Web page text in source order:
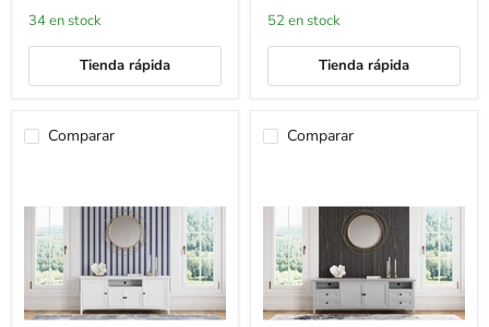
34 en stock
Tienda rápida
52 en stock
Tienda rápida
Comparar Comparar